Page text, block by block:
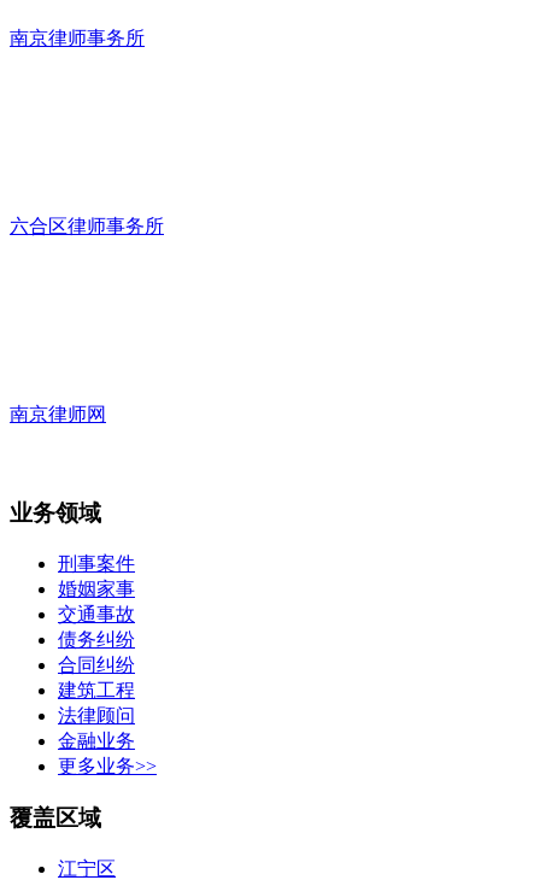
南京律师事务所
六合区律师事务所
南京律师网
业务领域
刑事案件
婚姻家事
交通事故
债务纠纷
合同纠纷
建筑工程
法律顾问
金融业务
更多业务>>
覆盖区域
江宁区